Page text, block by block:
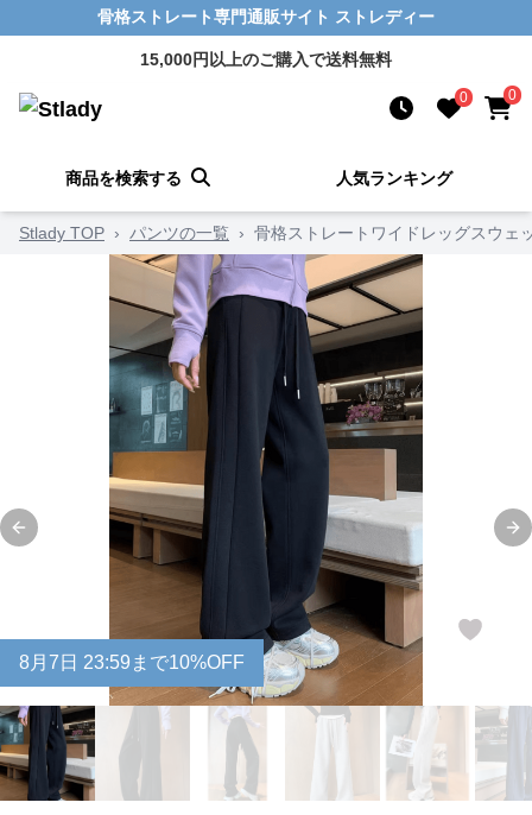
骨格ストレート専門通販サイト ストレディー
15,000円以上のご購入で送料無料
0 0
商品を検索する 人気ランキング
Stlady TOP › パンツの一覧 › 骨格ストレートワイドレッグスウェ
Previous slide
8月 7 日 23:59まで10%OFF